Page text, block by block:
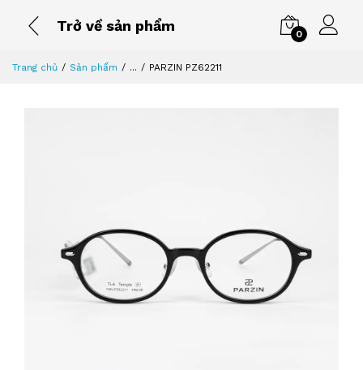
Trở về sản phẩm
0
Trang chủ Sản phẩm ... PARZIN PZ62211